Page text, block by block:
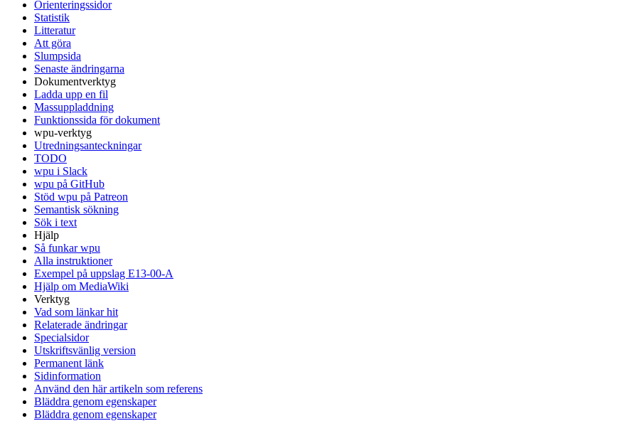
Orienteringssidor
Statistik
Litteratur
Att göra
Slumpsida
Senaste ändringarna
Dokumentverktyg
Ladda upp en fil
Massuppladdning
Funktionssida för dokument
wpu-verktyg
Utredningsanteckningar
TODO
wpu i Slack
wpu på GitHub
Stöd wpu på Patreon
Semantisk sökning
Sök i text
Hjälp
Så funkar wpu
Alla instruktioner
Exempel på uppslag E13-00-A
Hjälp om MediaWiki
Verktyg
Vad som länkar hit
Relaterade ändringar
Specialsidor
Utskriftsvänlig version
Permanent länk
Sidinformation
Använd den här artikeln som referens
Bläddra genom egenskaper
Bläddra genom egenskaper